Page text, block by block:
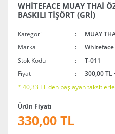
WHİTEFACE MUAY THAİ
BASKILI TİŞÖRT (GRİ)
Kategori
MUAY
Marka
Whiteface
Stok Kodu
T-011
Fiyat
300,00 TL
* 40,33 TL den başlayan
Ürün Fiyatı
330,00 TL